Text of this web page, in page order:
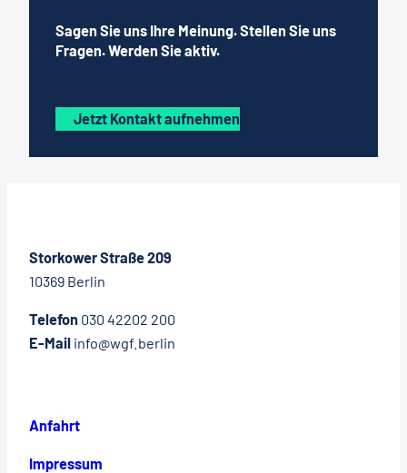
Sagen Sie uns Ihre Meinung. Stellen Sie uns
Fragen. Werden Sie aktiv.
Jetzt Kontakt aufnehmen
Storkower Straße 209
10369 Berlin
Telefon 030 42202 200
E-Mail info@wgf.berlin
Anfahrt
Impressum